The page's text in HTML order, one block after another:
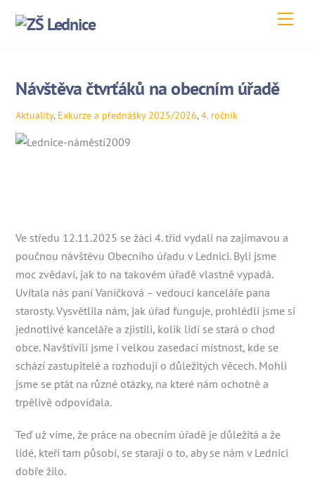
Návštěva čtvrťáků na obecním úřadě
Aktuality, Exkurze a přednášky 2025/2026,4. ročník
Ve středu 12.11.2025 se žáci 4. tříd vydali na zajímavou a
poučnou návštěvu Obecního úřadu v Lednici. Byli jsme
moc zvědaví, jak to na takovém úřadě vlastně vypadá.
Uvítala nás paní Vaníčková – vedoucí kanceláře pana
starosty. Vysvětlila nám, jak úřad funguje, prohlédli jsme si
jednotlivé kanceláře a zjistili, kolik lidí se stará o chod
obce. Navštívili jsme i velkou zasedací místnost, kde se
schází zastupitelé a rozhodují o důležitých věcech. Mohli
jsme se ptát na různé otázky, na které nám ochotně a
trpělivě odpovídala.
Teď už víme, že práce na obecním úřadě je důležitá a že
lidé, kteří tam působí, se starají o to, aby se nám v Lednici
dobře žilo.